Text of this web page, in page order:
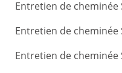
Entretien de cheminée
Entretien de cheminée
Entretien de cheminée